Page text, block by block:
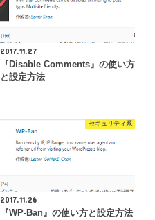
2017.11.27
『Disable Comments』の使い方
と設定方法
セキュリティ系
2017.11.26
『WP-Ban』の使い方と設定方法